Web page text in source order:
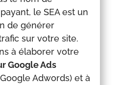
le SEA est un
de générer
sur votre site.
à élaborer votre
Google Ads
Adwords) et à